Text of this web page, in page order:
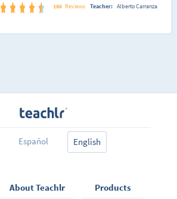
porque se usa tal o cual regla gramatical. Por lo
anterior considero oportuno mencionar que el curso
aprendizaje de este idioma aunque también será de
forma sencilla, así que no te preocupes si no tienes
ningún entendimiento del inglés, el curso está
diseñado para quienes quieren empezar desde cero a
sentir que no le entiendes a algo, con el tiempo irás
viendo que los temas se vuelven sencillos gracias a lo
visto en contenidos anteriores.
186 Reviews Teacher: Alberto Carranza
Español English
About Teachlr Products